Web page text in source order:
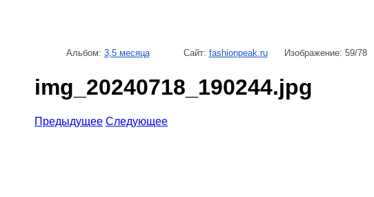
Альбом: 3,5 месяца Сайт: fashionpeak.ru Изображение: 59/78
img_20240718_190244.jpg
Предыдущее Следующее